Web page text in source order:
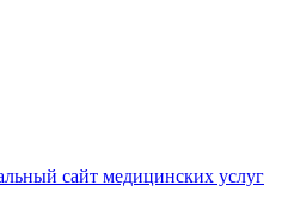
сайт медицинских услуг